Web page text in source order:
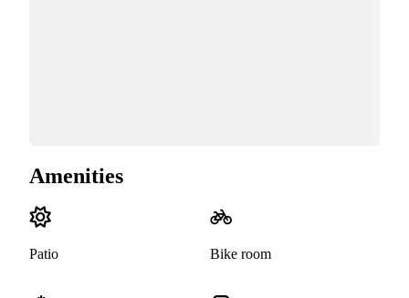
Amenities
Patio Bike room